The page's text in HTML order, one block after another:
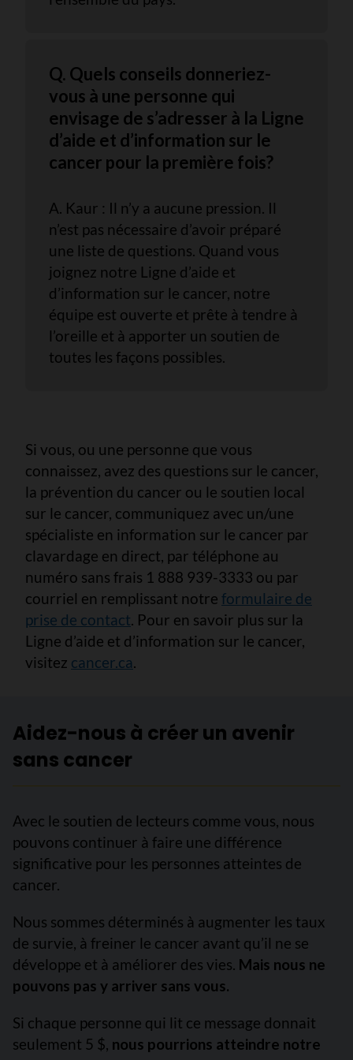
Q. Quels conseils donneriez-
vous à une personne qui
envisage de s’adresser à la Ligne
d’aide et d’information sur le
cancer pour la première fois?
A. Kaur : Il n’y a aucune pression. Il
n’est pas nécessaire d’avoir préparé
une liste de questions. Quand vous
joignez notre Ligne d’aide et
d’information sur le cancer, notre
équipe est ouverte et prête à tendre à
l’oreille et à apporter un soutien de
toutes les façons possibles.
Si vous, ou une personne que vous
connaissez, avez des questions sur le cancer,
la prévention du cancer ou le soutien local
sur le cancer, communiquez avec un/une
spécialiste en information sur le cancer par
clavardage en direct, par téléphone au
numéro sans frais 1 888 939-3333 ou par
courriel en remplissant notre formulaire de
prise de contact. Pour en savoir plus sur la
Ligne d’aide et d’information sur le cancer,
visitez cancer.ca.
Aidez-nous à créer un avenir
sans cancer
Avec le soutien de lecteurs comme vous, nous
pouvons continuer à faire une différence
significative pour les personnes atteintes de
cancer.
Nous sommes déterminés à augmenter les taux
de survie, à freiner le cancer avant qu’il ne se
développe et à améliorer des vies. Mais nous ne
pouvons pas y arriver sans vous.
Si chaque personne qui lit ce message donnait
seulement 5 $, nous pourrions atteindre notre